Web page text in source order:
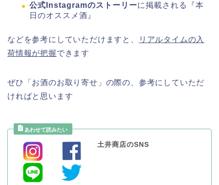
公式Instagramのストーリーに掲載される『本
日のオススメ酒』
などを参考にしていただけますと、
リアルタイムの入
荷情報が把握できます
ぜひ「お酒のお取り寄せ」の際の、参考にしていただ
ければと思います
土井商店のSNS